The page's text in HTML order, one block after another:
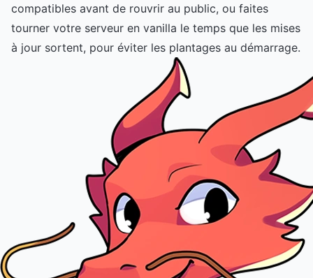
compatibles avant de rouvrir au public, ou faites
tourner votre serveur en vanilla le temps que les mises
à jour sortent, pour éviter les plantages au démarrage.